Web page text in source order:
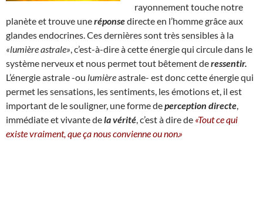
rayonnement touche notre
planète et trouve uneréponsedirecte en l’homme grâce aux
glandes endocrines. Ces dernières sont très sensibles à la
«lumière astrale» , c’est-à-dire à cette énergie qui circule dans le
système nerveux et nous permet tout bêtement deressentir.
L’énergie astrale -ou lumièreastrale- est donc cette énergie qui
permet les sensations, les sentiments, les émotions et, il est
important de le souligner, une forme deperception directe
immédiate et vivante dela vérité , c’est à dire de «Tout ce qui
existe vraiment, que ça nous convienne ou non.»